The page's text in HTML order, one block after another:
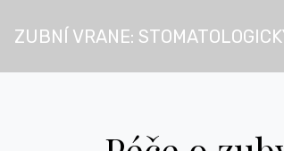
ZUBNÍ VRANE: